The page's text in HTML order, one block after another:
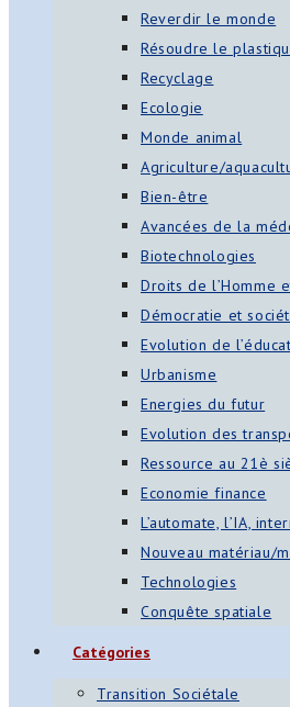
Reverdir le monde
Résoudre le
Recyclage
Ecologie
Monde animal
Agriculture/
Bien-être
Avancées de la
Biotechnologies
Droits de l’Homme
Démocratie et
Evolution de
Urbanisme
Energies du futur
Evolution des
Ressource au 21è
Economie finance
L’automate, l’IA,
Nouveau matériau/
Technologies
Conquête spatiale
Catégories
Transition Sociétale